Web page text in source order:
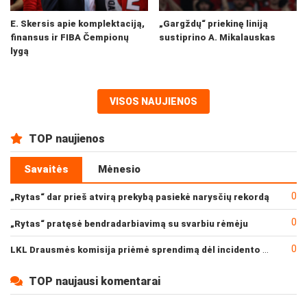
E. Skersis apie komplektaciją,
finansus ir FIBA Čempionų
lygą
„Gargždų“ priekinę liniją
sustiprino A. Mikalauskas
VISOS NAUJIENOS
TOP naujienos
Savaitės Mėnesio
„Rytas“ dar prieš atvirą prekybą pasiekė narysčių rekordą 0
„Rytas“ pratęsė bendradarbiavimą su svarbiu rėmėju 0
0
TOP naujausi komentarai